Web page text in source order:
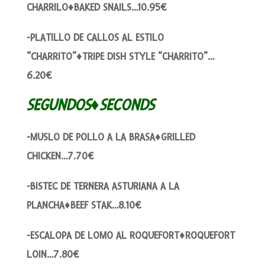
CHARRILO♦BAKED SNAILS…10.95€
-PLATILLO DE CALLOS AL ESTILO
“CHARRITO”♦TRIPE DISH STYLE “CHARRITO”…
6.20€
SEGUNDOS♦SECONDS
-MUSLO DE POLLO A LA BRASA♦GRILLED
CHICKEN…7.70€
-BISTEC DE TERNERA ASTURIANA A LA
PLANCHA♦BEEF STAK…8.10€
-ESCALOPA DE LOMO AL ROQUEFORT♦ROQUEFORT
LOIN…7.80€